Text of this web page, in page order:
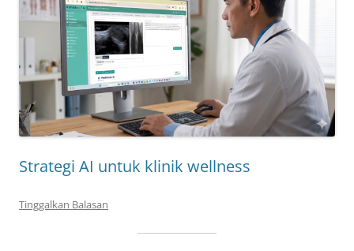
Strategi AI untuk klinik wellness
Tinggalkan Balasan